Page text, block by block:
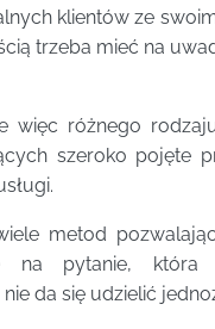
klientów ze
trzeba mieć na
więc różnego
szeroko pojęte
metod
na pytanie,
da się udzielić